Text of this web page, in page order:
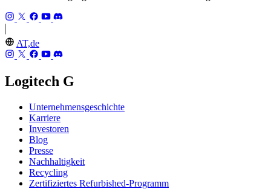
AT,de
Logitech G
Unternehmensgeschichte
Karriere
Investoren
Blog
Presse
Nachhaltigkeit
Recycling
Zertifiziertes Refurbished-Programm